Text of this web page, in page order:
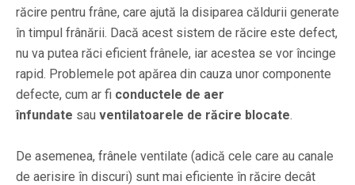
răcire pentru frâne, care ajută la disiparea căldurii generate
în timpul frânării. Dacă acest sistem de răcire este defect,
nu va putea răci eficient frânele, iar acestea se vor încinge
rapid. Problemele pot apărea din cauza unor componente
defecte, cum ar fi conductele de aer
înfundate sau ventilatoarele de răcire blocate.
De asemenea, frânele ventilate (adică cele care au canale
de aerisire în discuri) sunt mai eficiente în răcire decât